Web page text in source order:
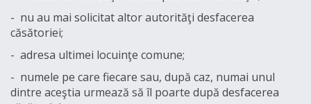
- nu au mai solicitat altor autorităţi desfacerea
căsătoriei;
- adresa ultimei locuinţe comune;
- numele pe care fiecare sau, după caz, numai unul
dintre aceştia urmează să îl poarte după desfacerea